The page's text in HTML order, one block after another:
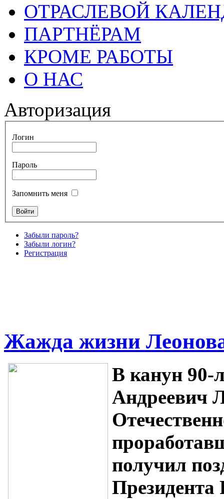
ОТРАСЛЕВОЙ
ПАРТНЁРАМ
КРОМЕ РАБОТЫ
О НАС
Авторизация
Логин
Пароль
Запомнить меня
Забыли пароль?
Забыли логин?
Регистрация
Жажда жизни
В канун 90-
Андреевич
получил